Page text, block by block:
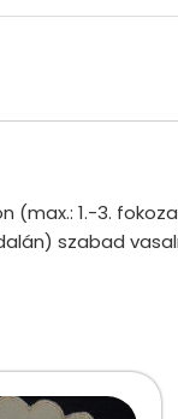
(max.: 1.-3.
szabad